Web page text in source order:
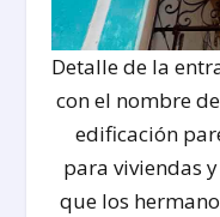
Detalle de la
con el nombre
edificación
para viviendas
que los